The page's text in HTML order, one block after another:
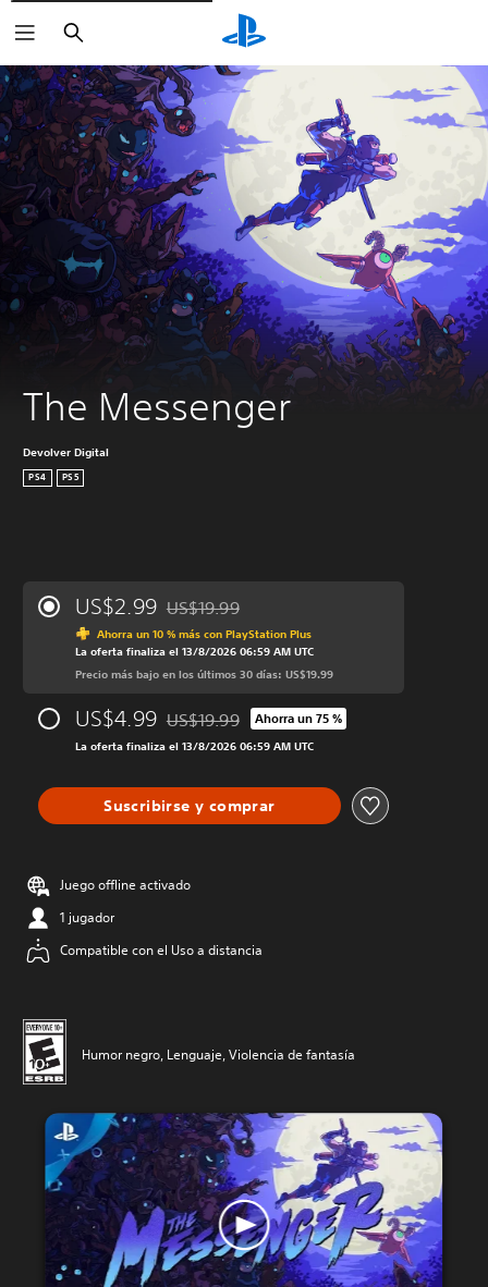
Buscar
The Messenger
Devolver Digital
PS4 PS5
US$2.99 Rebajado del precio original de US$19.99
US$19.99
Ahorra un 10 % más con PlayStation Plus
La oferta finaliza el 13/8/2026 06:59 AM UTC
Precio más bajo en los últimos 30 días: US$19.99
US$4.99 Rebajado del precio original de US$19.99
US$19.99 Ahorra un 75 %
La oferta finaliza el 13/8/2026 06:59 AM UTC
Suscribirse y comprar
Juego offline activado
1 jugador
Compatible con el Uso a distancia
Humor negro, Lenguaje, Violencia de fantasía